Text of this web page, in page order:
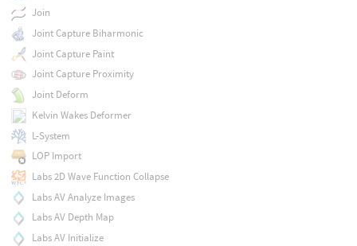
Join
Joint Capture Biharmonic
Joint Capture Paint
Joint Capture Proximity
Joint Deform
Kelvin Wakes Deformer
L-System
LOP Import
Labs 2D Wave Function Collapse
Labs AV Analyze Images
Labs AV Depth Map
Labs AV Initialize